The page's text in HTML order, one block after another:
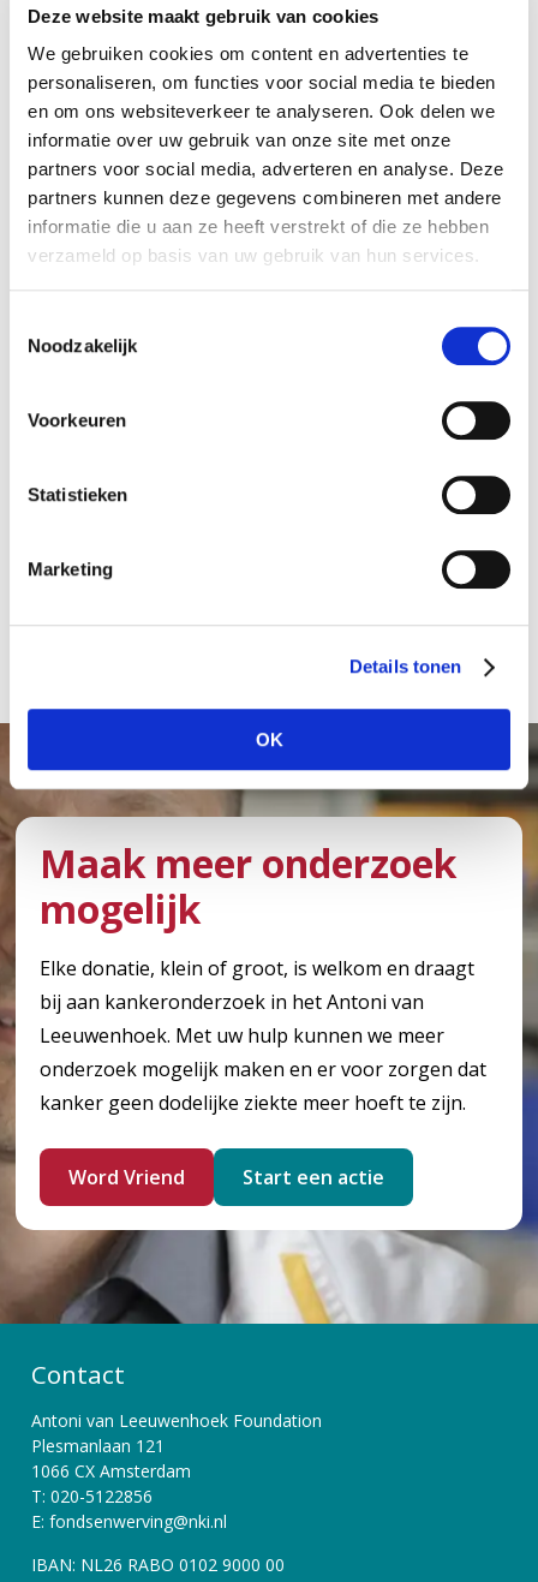
Deze website maakt gebruik van cookies
We gebruiken cookies om content en advertenties te
personaliseren, om functies voor social media te bieden
en om ons websiteverkeer te analyseren. Ook delen we
informatie over uw gebruik van onze site met onze
partners voor social media, adverteren en analyse. Deze
partners kunnen deze gegevens combineren met andere
informatie die u aan ze heeft verstrekt of die ze hebben
verzameld op basis van uw gebruik van hun services.
l
c
i
Noodzakelijk
Voorkeuren
Statistieken
Marketing
Details tonen
OK
Brummelkamp, coördinator
Maak meer onderzoek
mogelijk
Elke donatie, klein of groot, is welkom en draagt
bij aan kankeronderzoek in het Antoni van
Leeuwenhoek. Met uw hulp kunnen we meer
onderzoek mogelijk maken en er voor zorgen dat
kanker geen dodelijke ziekte meer hoeft te zijn.
Word Vriend Start een actie
Contact
Antoni van Leeuwenhoek Foundation
Plesmanlaan 121
1066 CX Amsterdam
T: 020-5122856
E: fondsenwerving@nki.nl
IBAN: NL26 RABO 0102 9000 00